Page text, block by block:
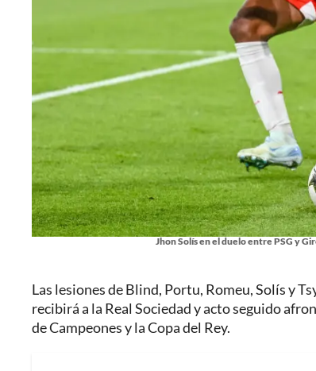
Jhon Solís en el duelo entre PSG y
Las lesiones de Blind, Portu, Romeu, Solís y
recibirá a la Real Sociedad y acto seguido
de Campeones y la Copa del Rey.